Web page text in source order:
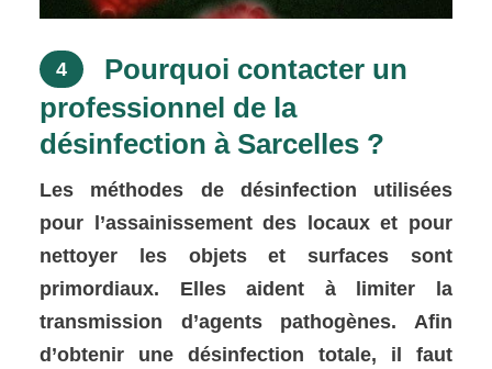
4
Pourquoi contacter un
professionnel de la
désinfection à Sarcelles ?
Les méthodes de désinfection utilisées
pour l’assainissement des locaux et pour
nettoyer les objets et surfaces sont
primordiaux. Elles aident à limiter la
transmission d’agents pathogènes. Afin
d’obtenir une désinfection totale, il faut